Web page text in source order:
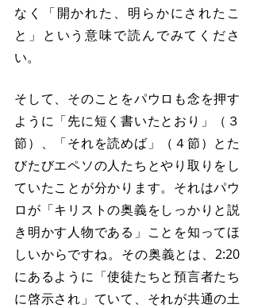
なく「開かれた、明らかにされたこ
と」という意味で読んでみてくださ
い。
そして、そのことをパウロも念を押す
ように「先に短く書いたとおり」（３
節）、「それを読めば」（４節）とた
びたびエペソの人たちとやり取りをし
ていたことが分かります。それはパウ
ロが「キリストの奥義をしっかりと説
き明かす人物である」ことを知ってほ
しいからですね。その奥義とは、2:20
にあるように「使徒たちと預言者たち
に啓示され」ていて、それが共通の土